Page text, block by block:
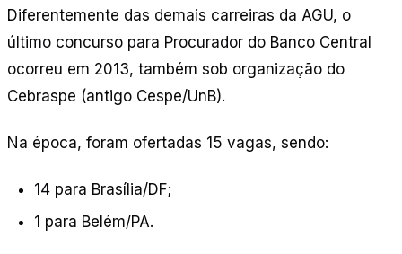
Diferentemente das demais carreiras da AGU, o
último concurso para Procurador do Banco Central
ocorreu em 2013, também sob organização do
Cebraspe (antigo Cespe/UnB).
Na época, foram ofertadas 15 vagas, sendo:
14 para Brasília/DF;
1 para Belém/PA.